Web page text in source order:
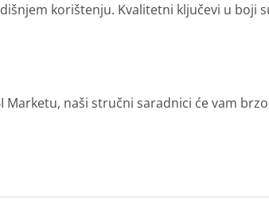
korištenju. Kvalitetni ključevi u boji
naši stručni saradnici će vam